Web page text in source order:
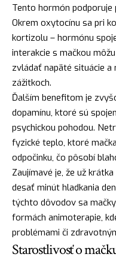
Tento hormón
Okrem oxytocínu sa pri
kortizolu – hormónu
interakcie s mačkou
zvládať napäté situácie a
zážitkoch.
Ďalším benefitom je
dopamínu, ktoré sú
psychickou pohodou.
fyzické teplo, ktoré
odpočinku, čo pôsobí
Zaujímavé je, že už
desať minút hladkania
týchto dôvodov sa
formách animoterapie,
problémami či
Starostlivosť o